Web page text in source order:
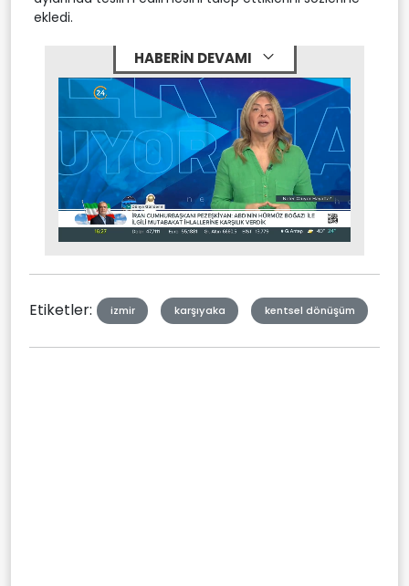
ekledi.
HABERİN DEVAMI
Mute Stream
Etiketler: izmir karşıyaka kentsel dönüşüm